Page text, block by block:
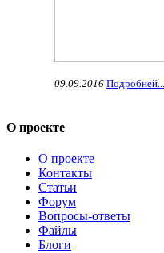
09.09.2016 Подробней...
О проекте
О проекте
Контакты
Статьи
Форум
Вопросы-ответы
Файлы
Блоги